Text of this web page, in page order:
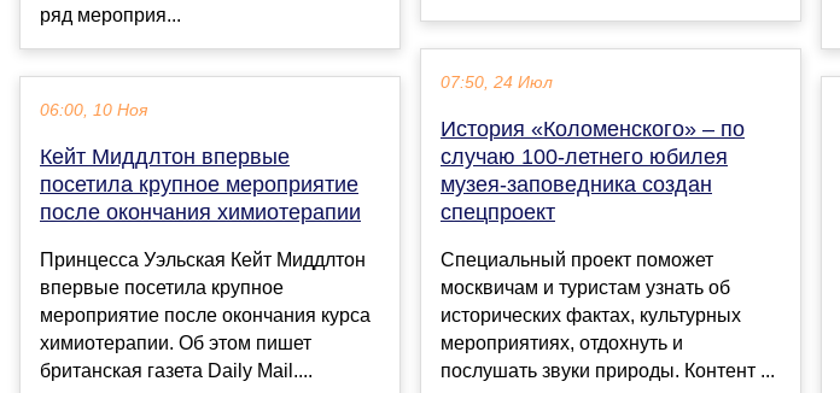
ряд мероприя...
06:00, 10 Ноя
Кейт Миддлтон впервые
посетила крупное мероприятие
после окончания химиотерапии
Принцесса Уэльская Кейт Миддлтон
впервые посетила крупное
мероприятие после окончания курса
химиотерапии. Об этом пишет
британская газета Daily Mail....
07:50, 24 Июл
История «Коломенского» – по
случаю 100-летнего юбилея
музея-заповедника создан
спецпроект
Специальный проект поможет
москвичам и туристам узнать об
исторических фактах, культурных
мероприятиях, отдохнуть и
послушать звуки природы. Контент ...